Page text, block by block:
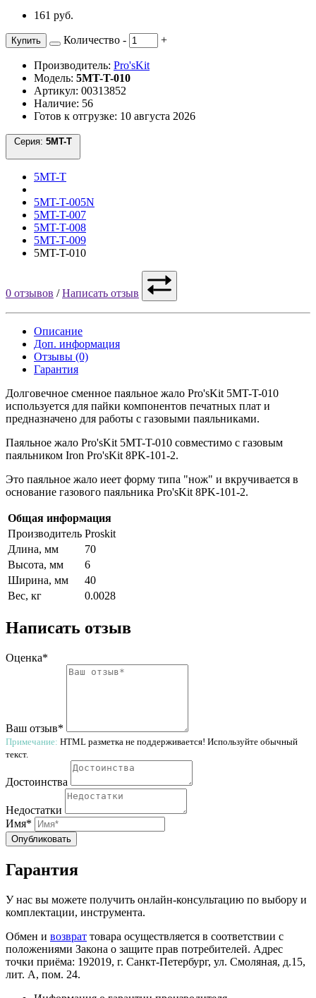
161 руб.
Купить Количество - +
Производитель: Pro'sKit
Модель: 5MT-T-010
Артикул: 00313852
Наличие: 56
Готов к отгрузке: 10 августа 2026
Серия:
5MT-T
5MT-T-005N
5MT-T-007
5MT-T-008
5MT-T-009
5MT-T-010
0 отзывов /Написать отзыв
Описание
Доп. информация
Отзывы (0)
Гарантия
Долговечное сменное паяльное жало Pro'sKit 5MT-T-010
используется для пайки компонентов печатных плат и
предназначено для работы с газовыми паяльниками.
Паяльное жало Pro'sKit 5MT-T-010 совместимо с газовым
паяльником Iron Pro'sKit 8PK-101-2.
Это паяльное жало иеет форму типа "нож" и вкручивается в
основание газового паяльника Pro'sKit 8PK-101-2.
Общая информация
Производитель Proskit
Длина, мм
70
Высота, мм
6
Ширина, мм
40
Вес, кг
0.0028
Написать отзыв
Оценка*
Ваш отзыв*
Примечание: HTML разметка не поддерживается! Используйте обычный
текст.
Достоинства
Недостатки
Имя*
Опубликовать
Гарантия
У нас вы можете получить онлайн-консультацию по выбору и
комплектации, инструмента.
Обмен и возврат товара осуществляется в соответствии с
положениями Закона о защите прав потребителей. Адрес
точки приёма: 192019, г. Санкт-Петербург, ул. Смоляная, д.15,
лит. А, пом. 24.